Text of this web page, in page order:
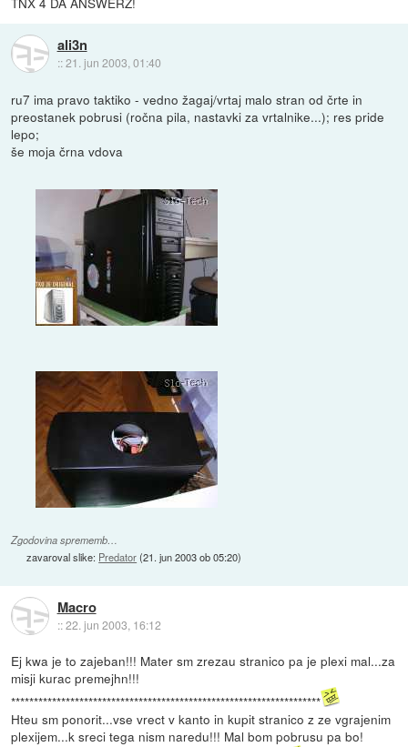
ali3n
::21. jun 2003, 01:40
ru7 ima pravo taktiko - vedno žagaj/vrtaj malo stran od črte in
preostanek pobrusi (ročna pila, nastavki za vrtalnike...); res pride
lepo;
še moja črna vdova
Zgodovina sprememb…
zavaroval slike: Predator(21. jun 2003 ob 05:20)
Macro
::22. jun 2003, 16:12
Ej kwa je to zajeban!!! Mater sm zrezau stranico pa je plexi mal...za
misji kurac premejhn!!!
********************************************************************
Hteu sm ponorit...vse vrect v kanto in kupit stranico z ze vgrajenim
plexijem...k sreci tega nism naredu!!! Mal bom pobrusu pa bo!